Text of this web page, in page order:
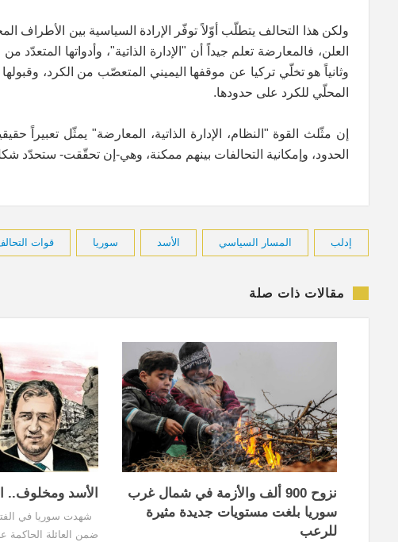
ولكن هذا التحالف يتطلّب أوّلاً توفّر الإرادة السياسية بين الأطراف
العلن، فالمعارضة تعلم جيداً أن "الإدارة الذاتية"، وأدواتها
وثانياً هو تخلّي تركيا عن موقفها اليميني المتعصّب من الكرد،
المحلّي للكرد على حدودها.
إن مثّلث القوة "النظام، الإدارة الذاتية، المعارضة" يمثّل
الحدود، وإمكانية التحالفات بينهم ممكنة، وهي-إن تحقّقت- ستحدّد
إدلب المسار السياسي الأسد سوريا قوات
مقالات ذات صلة
نزوح 900 ألف والأزمة في شمال غرب
سوريا بلغت مستويات جديدة مثيرة
للرعب
الأسد ومخلوف..
شهدت سوريا في
ضمن العائلة